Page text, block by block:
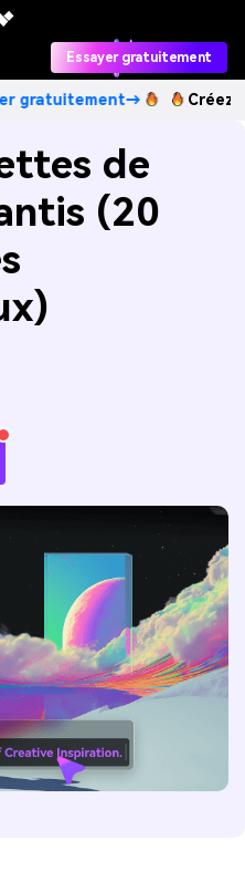
Essayer gratuitement
Créez des
de
(20